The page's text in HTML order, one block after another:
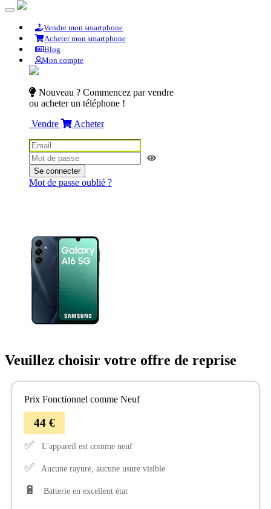
Vendre mon smartphone
Acheter mon smartphone
Blog
Mon compte
Nouveau ? Commencez par vendre
ou acheter un téléphone !
Vendre
Acheter
Se connecter
Mot de passe oublié ?
Veuillez choisir votre offre de reprise
Prix Fonctionnel comme Neuf
44 €
✅ L'appareil est comme neuf
✅ Aucune rayure, aucune usure visible
🔋 Batterie en excellent état